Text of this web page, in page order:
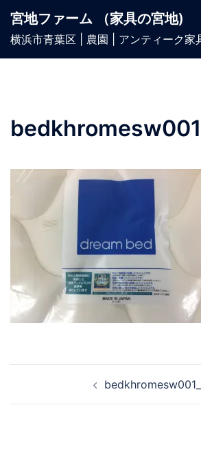
宮地ファーム （家具の宮地)
横浜市青葉区 | 農園 | アンティーク家